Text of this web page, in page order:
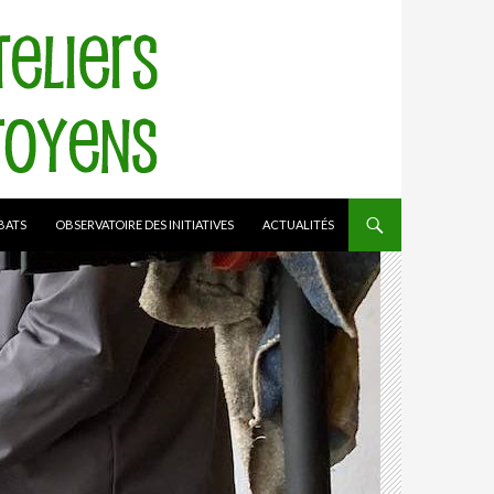
OBSERVATOIRE DES INITIATIVES ACTUALITÉS